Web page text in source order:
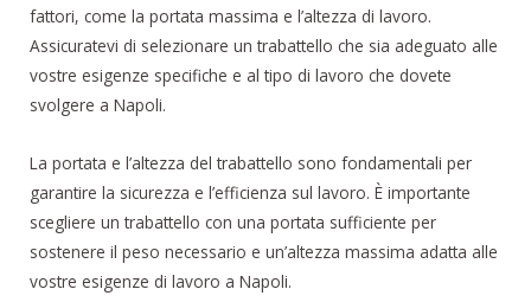
fattori, come la portata massima e l’altezza di lavoro.
Assicuratevi di selezionare un trabattello che sia adeguato alle
vostre esigenze specifiche e al tipo di lavoro che dovete
svolgere a Napoli.
La portata e l’altezza del trabattello sono fondamentali per
garantire la sicurezza e l’efficienza sul lavoro. È importante
scegliere un trabattello con una portata sufficiente per
sostenere il peso necessario e un’altezza massima adatta alle
vostre esigenze di lavoro a Napoli.